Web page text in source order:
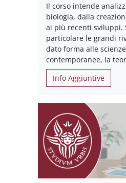
Il corso intende
biologia, dalla
ai più recenti sviluppi.
particolare le grandi
dato forma alle
contemporanee, la
Info Aggiuntive